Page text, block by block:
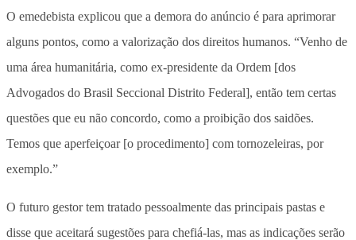
O emedebista explicou que a demora do anúncio é para aprimorar
alguns pontos, como a valorização dos direitos humanos. “Venho de
uma área humanitária, como ex-presidente da Ordem [dos
Advogados do Brasil Seccional Distrito Federal], então tem certas
questões que eu não concordo, como a proibição dos saidões.
Temos que aperfeiçoar [o procedimento] com tornozeleiras, por
exemplo.”
O futuro gestor tem tratado pessoalmente das principais pastas e
disse que aceitará sugestões para chefiá-las, mas as indicações serão